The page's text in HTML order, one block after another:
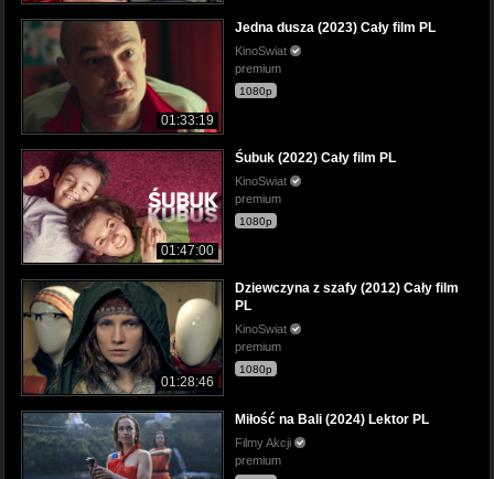
01:33:19
Jedna dusza (2023) Cały film PL
KinoSwiat
premium
1080p
01:47:00
Śubuk (2022) Cały film PL
KinoSwiat
premium
1080p
01:28:46
Dziewczyna z szafy (2012) Cały film
PL
KinoSwiat
premium
1080p
Miłość na Bali (2024) Lektor PL
Filmy Akcji
premium